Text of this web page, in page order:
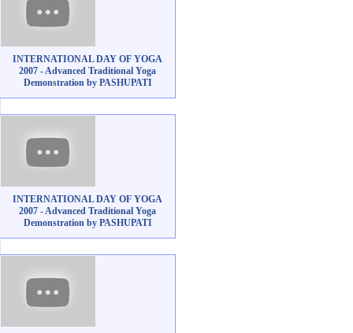
INTERNATIONAL DAY OF YOGA
2007 - Advanced Traditional Yoga
Demonstration by PASHUPATI
INTERNATIONAL DAY OF YOGA
2007 - Advanced Traditional Yoga
Demonstration by PASHUPATI